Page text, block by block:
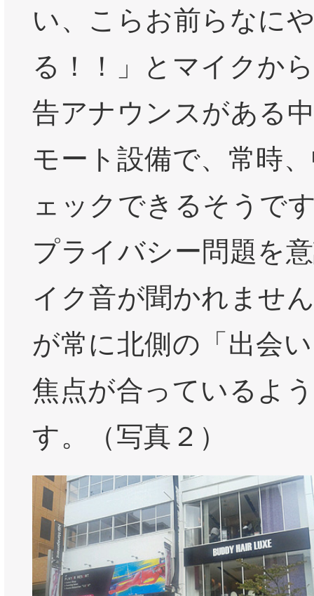
い、こらお前らなに
る！！」とマイクか
告アナウンスがある
モート設備で、常時
ェックできるそうで
プライバシー問題を
イク音が聞かれませ
が常に北側の「出会
焦点が合っているよ
す。（写真２）